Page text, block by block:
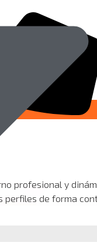
profesional y
perfiles de forma